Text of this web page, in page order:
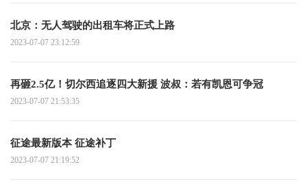
北京：无人驾驶的出租车将正式上路
2023-07-07 23:12:59
再砸2.5亿！切尔西追逐四大新援 波叔：若有凯恩可争冠
2023-07-07 21:53:35
征途最新版本 征途补丁
2023-07-07 21:19:52